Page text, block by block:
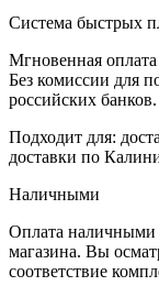
Система быстрых
Мгновенная
Без комиссии для
российских банков.
Подходит для:
доставки по
Наличными
Оплата наличными
магазина. Вы
соответствие